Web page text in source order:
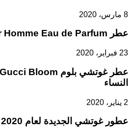
8 مارس، 2020
عطر Gucci Guilty Pour Homme Eau de Parfum
23 فبراير، 2020
النساء
2 يناير، 2020
عطور غوتشي الجديدة لعام 2020